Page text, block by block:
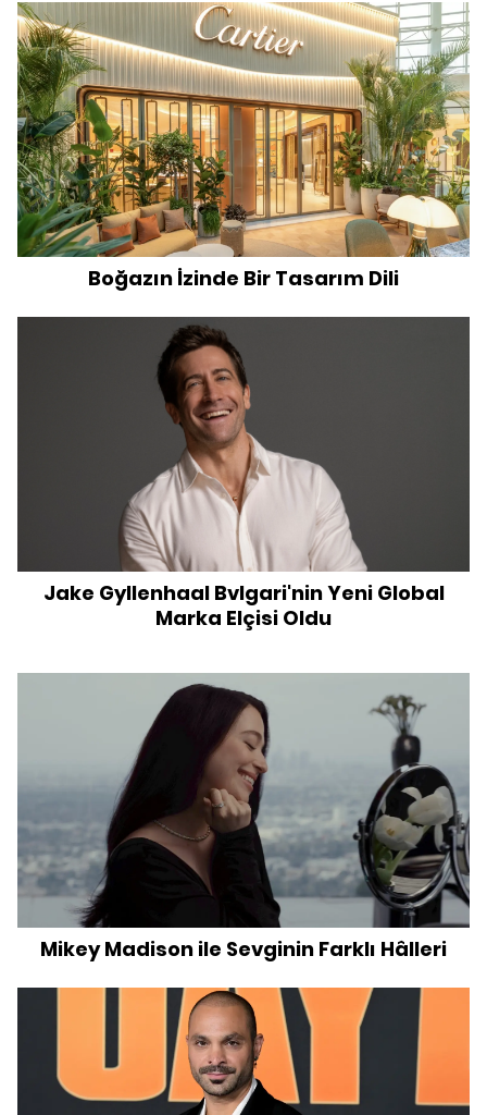
Boğazın İzinde Bir Tasarım Dili
Jake Gyllenhaal Bvlgari'nin Yeni Global
Marka Elçisi Oldu
Mikey Madison ile Sevginin Farklı Hâlleri